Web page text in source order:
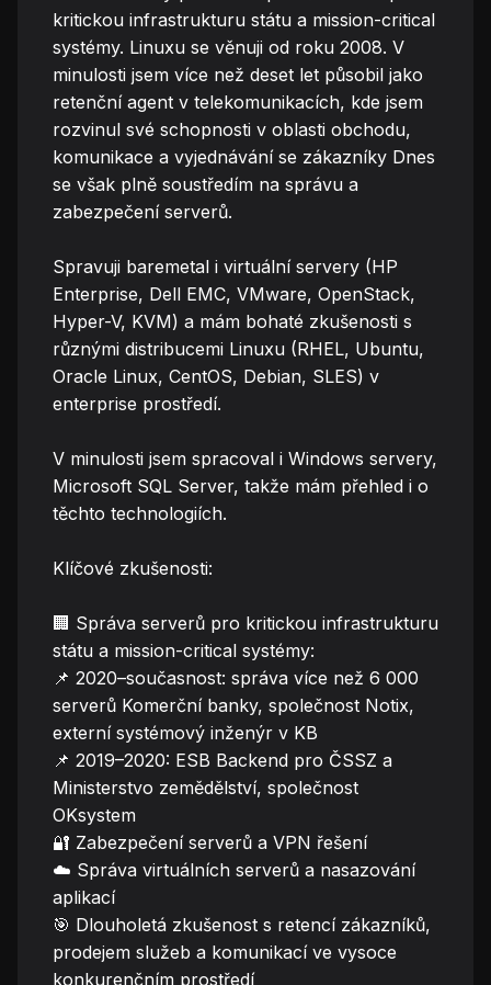
kritickou infrastrukturu státu a mission-critical
systémy. Linuxu se věnuji od roku 2008. V
minulosti jsem více než deset let působil jako
retenční agent v telekomunikacích, kde jsem
rozvinul své schopnosti v oblasti obchodu,
komunikace a vyjednávání se zákazníky Dnes
se však plně soustředím na správu a
zabezpečení serverů.
Spravuji baremetal i virtuální servery (HP
Enterprise, Dell EMC, VMware, OpenStack,
Hyper-V, KVM) a mám bohaté zkušenosti s
různými distribucemi Linuxu (RHEL, Ubuntu,
Oracle Linux, CentOS, Debian, SLES) v
enterprise prostředí.
V minulosti jsem spracoval i Windows servery,
Microsoft SQL Server, takže mám přehled i o
těchto technologiích.
Klíčové zkušenosti:
🏢 Správa serverů pro kritickou infrastrukturu
státu a mission-critical systémy:
📌 2020–současnost: správa více než 6 000
serverů Komerční banky, společnost Notix,
externí systémový inženýr v KB
📌 2019–2020: ESB Backend pro ČSSZ a
Ministerstvo zemědělství, společnost
OKsystem
🔐 Zabezpečení serverů a VPN řešení
☁️ Správa virtuálních serverů a nasazování
aplikací
🎯 Dlouholetá zkušenost s retencí zákazníků,
prodejem služeb a komunikací ve vysoce
konkurenčním prostředí